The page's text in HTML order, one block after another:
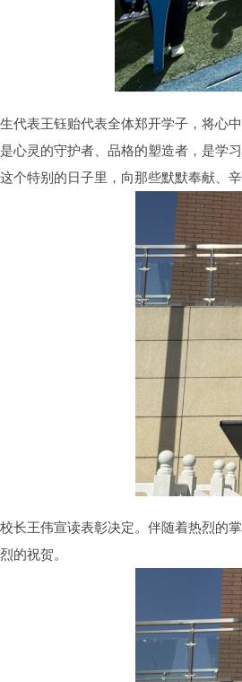
代表王钰贻代表全体郑开学子，将心
心灵的守护者、品格的塑造者，是学
个特别的日子里，向那些默默奉献、
长王伟宣读表彰决定。伴随着热烈的
的祝贺。